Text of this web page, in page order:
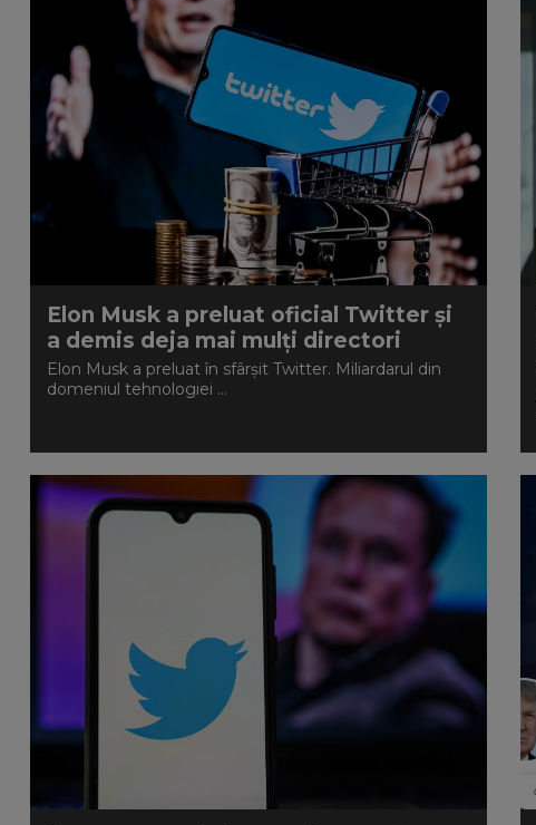
Elon Musk a preluat oficial Twitter și
a demis deja mai mulți directori
Elon Musk a preluat în sfârșit Twitter. Miliardarul din
domeniul tehnologiei ...